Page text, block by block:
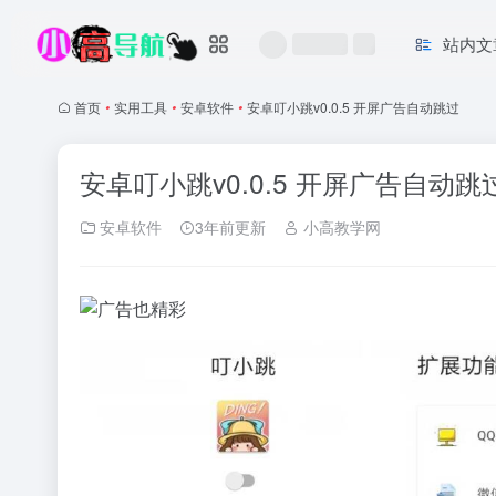
站内
首页 • 实用工具 • 安卓软件 • 安卓叮小跳v0.0.5 开屏广告自动跳过
安卓叮小跳v0.0.5 开屏广告自动跳
安卓软件 3年前更新 小高教学网